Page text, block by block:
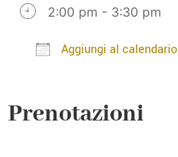
2:00 pm - 3:30 pm
Aggiungi al calendario
Prenotazioni